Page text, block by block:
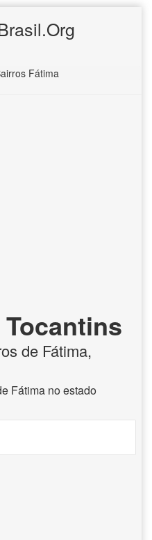
Fátima
de Fátima,
Fátima no estado